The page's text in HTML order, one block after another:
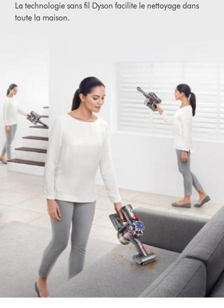
La technologie sans fil Dyson facilite le nettoyage dans
toute la maison.